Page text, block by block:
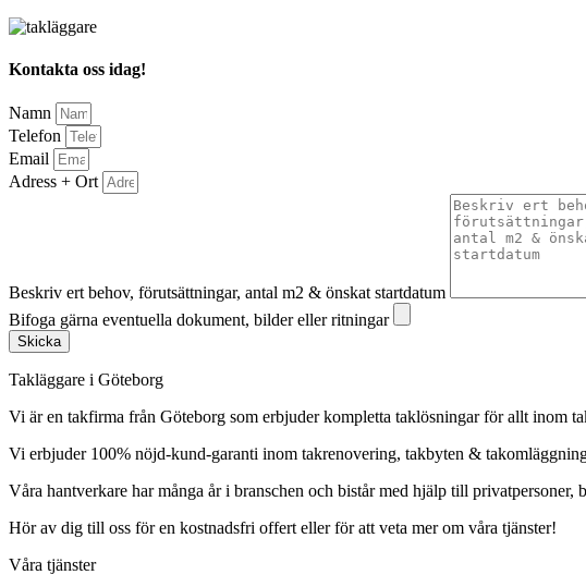
Kontakta oss idag!
Namn
Telefon
Email
Adress + Ort
Beskriv ert behov, förutsättningar, antal m2 & önskat startdatum
Bifoga gärna eventuella dokument, bilder eller ritningar
Skicka
Takläggare i Göteborg
Vi är en takfirma från Göteborg som erbjuder kompletta taklösningar för allt inom
Vi erbjuder 100% nöjd-kund-garanti inom takrenovering, takbyten &
Våra hantverkare har många år i branschen och bistår med hjälp till privatpersoner,
Hör av dig till oss för en kostnadsfri offert eller för att veta mer om våra tjänster!
Våra tjänster